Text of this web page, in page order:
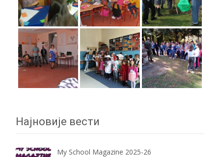
Најновије вести
My School Magazine 2025-26